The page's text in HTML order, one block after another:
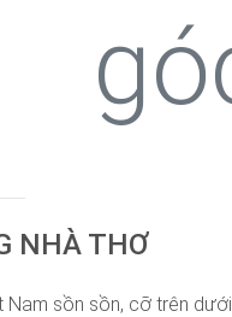
NHÀ THƠ
Nam sồn sồn, cỡ trên